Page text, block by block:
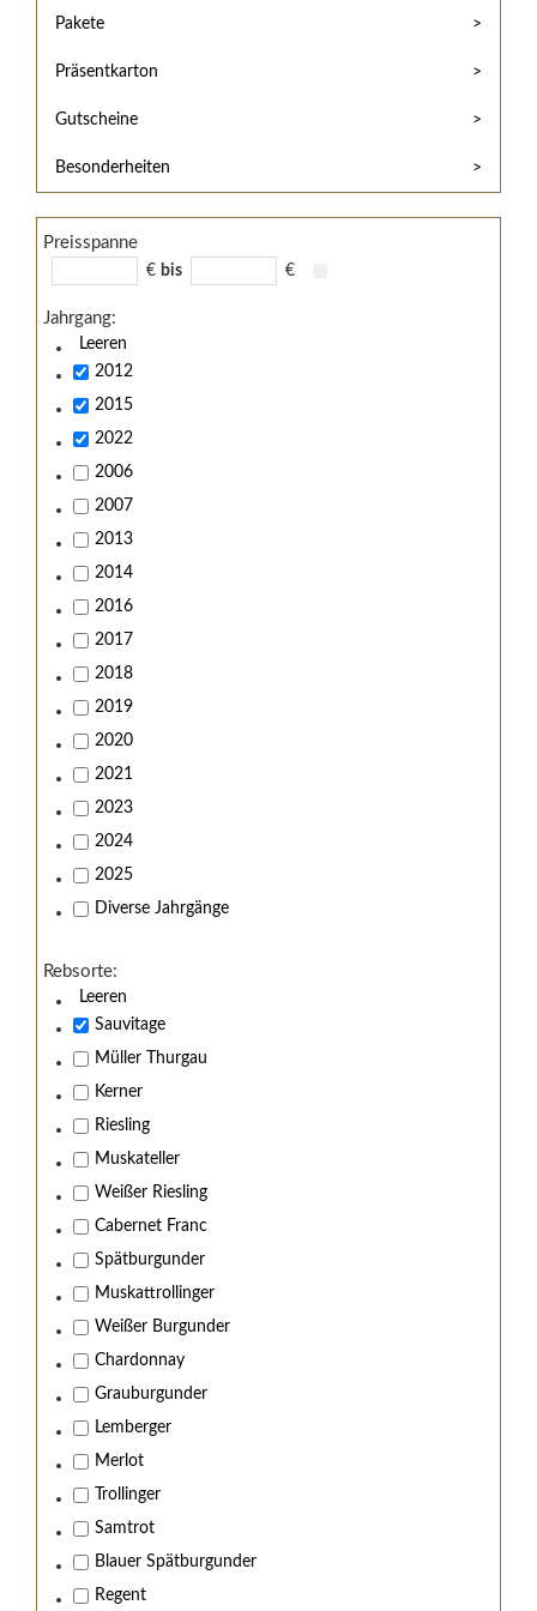
/
Widerrufsformular
AGB
und
Zahlungsbedingungen
Meine
Bestellung
Pakete
Präsentkarton
Gutscheine
Besonderheiten
Preisspanne
€ bis €
Jahrgang:
Leeren
2012
2015
2022
2006
2007
2013
2014
2016
2017
2018
2019
2020
2021
2023
2024
2025
Diverse Jahrgänge
Rebsorte:
Leeren
Sauvitage
Müller Thurgau
Kerner
Riesling
Muskateller
Weißer Riesling
Cabernet Franc
Spätburgunder
Muskattrollinger
Weißer Burgunder
Chardonnay
Grauburgunder
Lemberger
Merlot
Trollinger
Samtrot
Blauer Spätburgunder
Regent